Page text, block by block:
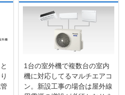
1台の室外機で複数台の室内
機に対応してるマルチエアコ
ン。新設工事の場合は屋外線